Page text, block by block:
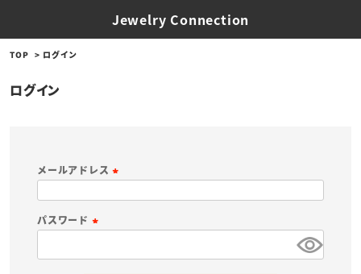
Jewelry Connection
TOP ログイン
ログイン
メールアドレス
須
パスワード